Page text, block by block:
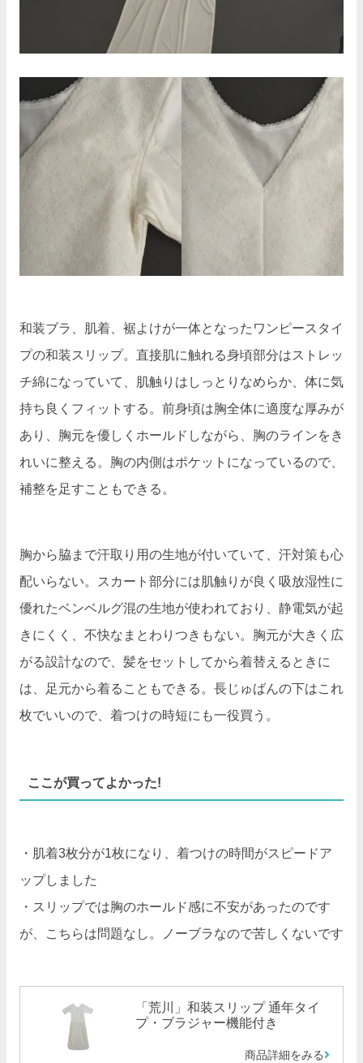
和装ブラ、肌着、裾よけが一体となったワンピースタイ
プの和装スリップ。直接肌に触れる身頃部分はストレッ
チ綿になっていて、肌触りはしっとりなめらか、体に気
持ち良くフィットする。前身頃は胸全体に適度な厚みが
あり、胸元を優しくホールドしながら、胸のラインをき
れいに整える。胸の内側はポケットになっているので、
補整を足すこともできる。
胸から脇まで汗取り用の生地が付いていて、汗対策も心
配いらない。スカート部分には肌触りが良く吸放湿性に
優れたベンベルグ混の生地が使われており、静電気が起
きにくく、不快なまとわりつきもない。胸元が大きく広
がる設計なので、髪をセットしてから着替えるときに
は、足元から着ることもできる。長じゅばんの下はこれ
枚でいいので、着つけの時短にも一役買う。
ここが買ってよかった!
・肌着3枚分が1枚になり、着つけの時間がスピードア
ップしました
・スリップでは胸のホールド感に不安があったのです
が、こちらは問題なし。ノーブラなので苦しくないです
「荒川」和装スリップ 通年タイ
プ・ブラジャー機能付き
商品詳細をみる